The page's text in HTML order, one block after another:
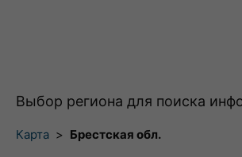
Выбор региона для поиска
Карта > Брестская обл.